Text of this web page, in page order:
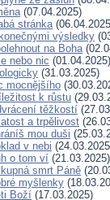
(07.04.2025)
stránka
výsledky
na Boha
nebo nic (01.04.2025)
(31.03.2025)
mocnějšího
k růstu
těžkostí
a trpělivost
mou duši
v nebi
o tom ví (21.03.2025)
smrt Páně
myšlenky
Boží (17.03.2025)